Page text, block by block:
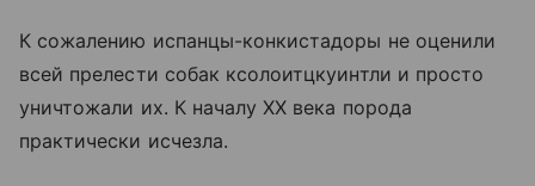
К сожалению испанцы-конкистадоры не оценили
всей прелести собак кcoлоитцкуинтли и просто
уничтожали их. К началу XX века порода
практически исчезла.